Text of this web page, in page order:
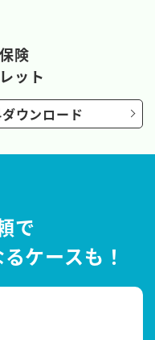
険
ット
ウンロード
で
ケースも！